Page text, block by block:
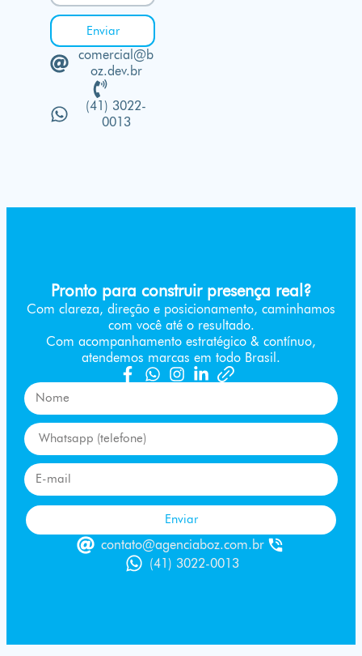
Enviar
comercial@b
oz.dev.br
(41) 3022-
0013
Pronto para construir presença real?
Com clareza, direção e posicionamento, caminhamos
com você até o resultado.
Com acompanhamento estratégico & contínuo,
atendemos marcas em todo Brasil.
Enviar
contato@agenciaboz.com.br
(41) 3022-0013